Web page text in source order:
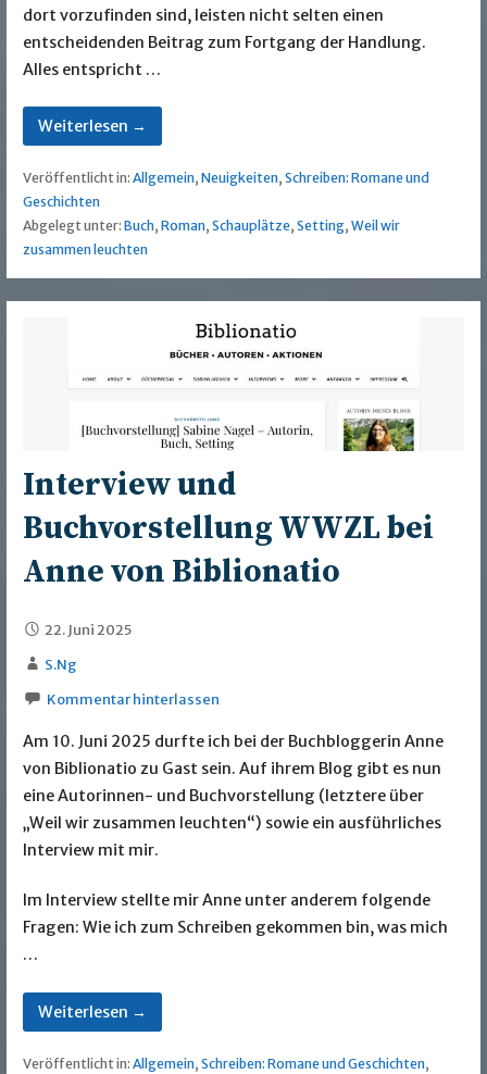
dort vorzufinden sind, leisten nicht selten einen
entscheidenden Beitrag zum Fortgang der Handlung.
Alles entspricht …
Weiterlesen →
Veröffentlicht in: Allgemein, Neuigkeiten, Schreiben: Romane und
Geschichten
Abgelegt unter: Buch, Roman, Schauplätze, Setting, Weil wir
zusammen leuchten
Interview und
Buchvorstellung WWZL bei
Anne von Biblionatio
22. Juni 2025
S.Ng
Kommentar hinterlassen
Am 10. Juni 2025 durfte ich bei der Buchbloggerin Anne
von Biblionatio zu Gast sein. Auf ihrem Blog gibt es nun
eine Autorinnen- und Buchvorstellung (letztere über
„Weil wir zusammen leuchten“) sowie ein ausführliches
Interview mit mir.
Im Interview stellte mir Anne unter anderem folgende
Fragen: Wie ich zum Schreiben gekommen bin, was mich
…
Weiterlesen →
Veröffentlicht in: Allgemein, Schreiben: Romane und Geschichten,